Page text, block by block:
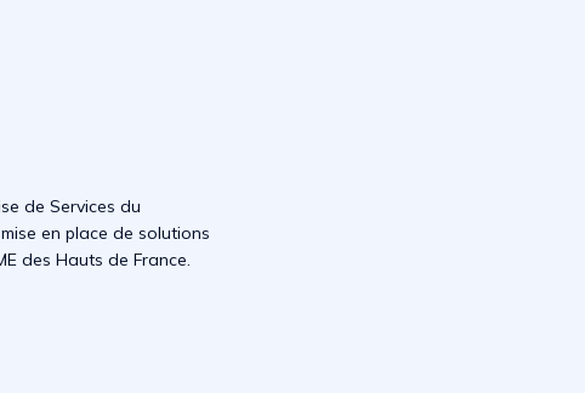
de Services du
en place de solutions
des Hauts de France.